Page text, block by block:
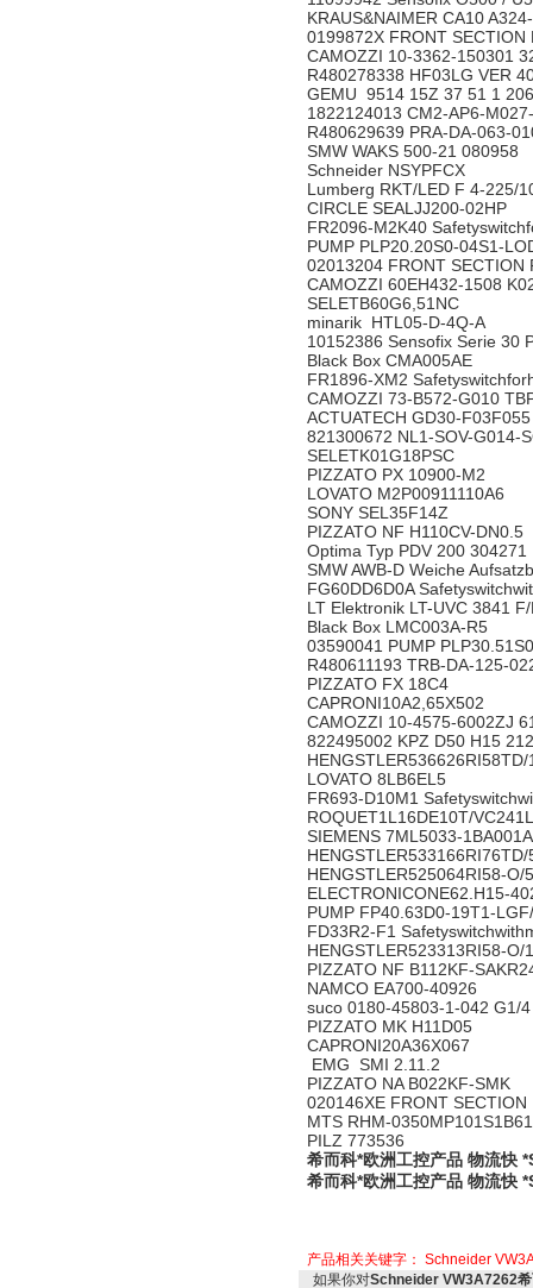
KRAUS&NAIMER CA10
0199872X FRONT
CAMOZZI 10-3362-150301
R480278338 HF03LG VER
GEMU 9514 15Z 37 51 1
1822124013 CM2-AP6-
R480629639 PRA-DA-063-
SMW WAKS 500-21
Schneider NSYPFCX
Lumberg RKT/LED F 4-
CIRCLE SEALJJ200-02HP
FR2096-M2K40
PUMP PLP20.20S0-04S1-
02013204 FRONT
CAMOZZI 60EH432-1508
SELETB60G6,51NC
minarik HTL05-D-4Q-A
10152386 Sensofix Serie
Black Box CMA005AE
FR1896-XM2
CAMOZZI 73-B572-G010
ACTUATECH GD30-
821300672 NL1-SOV-
SELETK01G18PSC
PIZZATO PX 10900-M2
LOVATO M2P00911110A6
SONY SEL35F14Z
PIZZATO NF H110CV-
Optima Typ PDV 200
SMW AWB-D Weiche
FG60DD6D0A
LT Elektronik LT-UVC 3841
Black Box LMC003A-R5
03590041 PUMP
R480611193 TRB-DA-125-
PIZZATO FX 18C4
CAPRONI10A2,65X502
CAMOZZI 10-4575-6002ZJ
822495002 KPZ D50 H15
LOVATO 8LB6EL5
FR693-D10M1
ROQUET1L16DE10T/
SIEMENS 7ML5033-
HENGSTLER525064RI58-
PUMP FP40.63D0-19T1-
FD33R2-F1
HENGSTLER523313RI58-
PIZZATO NF B112KF-
NAMCO EA700-40926
suco 0180-45803-1-042
PIZZATO MK H11D05
CAPRONI20A36X067
EMG SMI 2.11.2
PIZZATO NA B022KF-SMK
020146XE FRONT
MTS RHM-
PILZ 773536
希而科*欧洲工控产品 物流快
希而科*欧洲工控产品 物流快
产品相关关键字： Schneider
如果你对Schneider VW3A7262